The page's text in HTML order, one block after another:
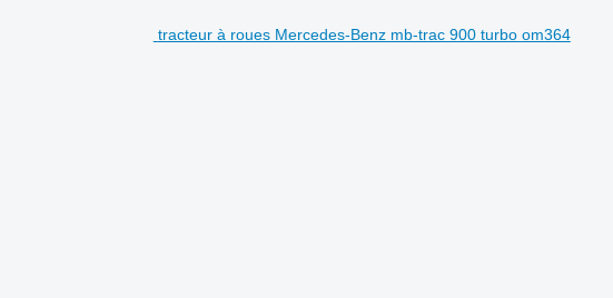
tracteur à roues Mercedes-Benz mb-trac 900 turbo om364